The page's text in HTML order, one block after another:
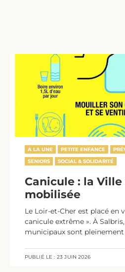
A LA UNE PETITE ENFANCE
SENIORS
SOCIAL & SOLIDARITÉ
Canicule : la Ville
mobilisée
Le Loir-et-Cher est placé en
canicule extrême ». À
municipaux sont
PUBLIÉ LE : 23 JUIN 2026